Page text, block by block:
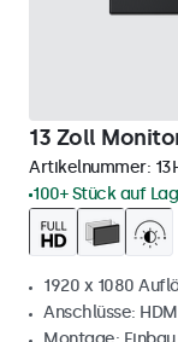
13 Zoll
Artikelnummer:
100+ Stück auf
1920 x 1080
Anschlüsse: